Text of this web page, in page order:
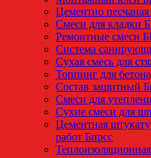
Цементно песчаная
Смеси для кладки
Ремонтные смеси
Система
Сухая смесь для
Топпинг для
Состав защитный
Смеси для
Сухие смеси для
Цементная
работ Бирсс